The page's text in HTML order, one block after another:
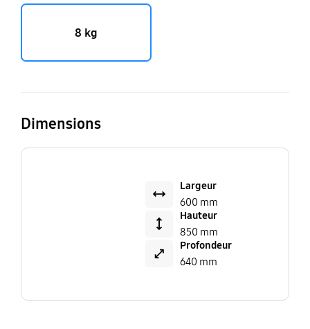
8 kg
Dimensions
Largeur
600 mm
Hauteur
850 mm
Profondeur
640 mm